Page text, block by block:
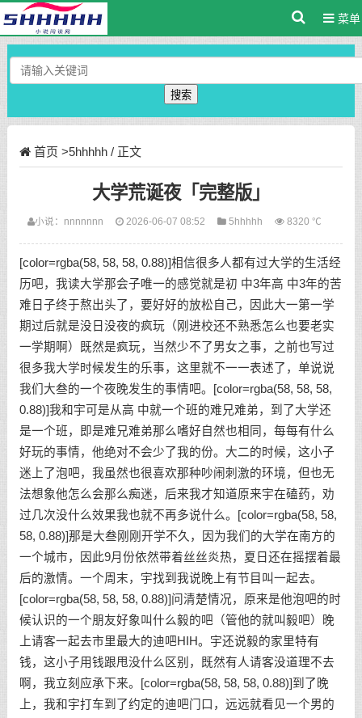
菜单
搜索
首页 >5hhhhh/ 正文
大学荒诞夜「完整版」
小说： nnnnnnn 2026-06-07 08:52 5hhhhh 8320 ℃
[color=rgba(58, 58, 58, 0.88)]相信很多人都有过大学的生活经
历吧，我读大学那会子唯一的感觉就是初 中3年高 中3年的苦
难日子终于熬出头了，要好好的放松自己，因此大一第一学
期过后就是没日没夜的疯玩（刚进校还不熟悉怎么也要老实
一学期啊）既然是疯玩，当然少不了男女之事，之前也写过
很多我大学时候发生的乐事，这里就不一一表述了，单说说
我们大叁的一个夜晚发生的事情吧。[color=rgba(58, 58, 58,
0.88)]我和宇可是从高 中就一个班的难兄难弟，到了大学还
是一个班，即是难兄难弟那么嗜好自然也相同，每每有什么
好玩的事情，他绝对不会少了我的份。大二的时候，这小子
迷上了泡吧，我虽然也很喜欢那种吵闹刺激的环境，但也无
法想象他怎么会那么痴迷，后来我才知道原来宇在磕药，劝
过几次没什么效果我也就不再多说什么。[color=rgba(58, 58,
58, 0.88)]那是大叁刚刚开学不久，因为我们的大学在南方的
一个城市，因此9月份依然带着丝丝炎热，夏日还在摇摆着最
后的激情。一个周末，宇找到我说晚上有节目叫一起去。
[color=rgba(58, 58, 58, 0.88)]问清楚情况，原来是他泡吧的时
候认识的一个朋友好象叫什么毅的吧（管他的就叫毅吧）晚
上请客一起去市里最大的迪吧HIH。宇还说毅的家里特有
钱，这小子用钱跟甩没什么区别，既然有人请客没道理不去
啊，我立刻应承下来。[color=rgba(58, 58, 58, 0.88)]到了晚
上，我和宇打车到了约定的迪吧门口，远远就看见一个男的